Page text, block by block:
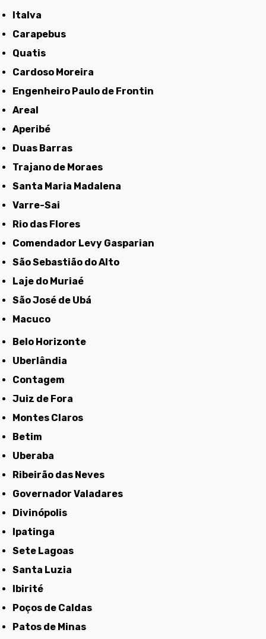
Italva
Carapebus
Quatis
Cardoso Moreira
Engenheiro Paulo de Frontin
Areal
Aperibé
Duas Barras
Trajano de Moraes
Santa Maria Madalena
Varre-Sai
Rio das Flores
Comendador Levy Gasparian
São Sebastião do Alto
Laje do Muriaé
São José de Ubá
Macuco
Belo Horizonte
Uberlândia
Contagem
Juiz de Fora
Montes Claros
Betim
Uberaba
Ribeirão das Neves
Governador Valadares
Divinópolis
Ipatinga
Sete Lagoas
Santa Luzia
Ibirité
Poços de Caldas
Patos de Minas